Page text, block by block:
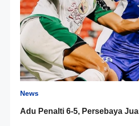
News
Adu Penalti 6-5, Persebaya